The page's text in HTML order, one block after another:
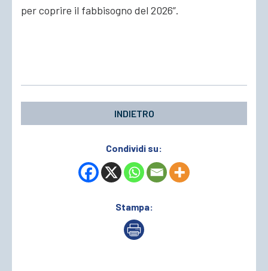
per coprire il fabbisogno del 2026”.
INDIETRO
Condividi su:
Stampa: